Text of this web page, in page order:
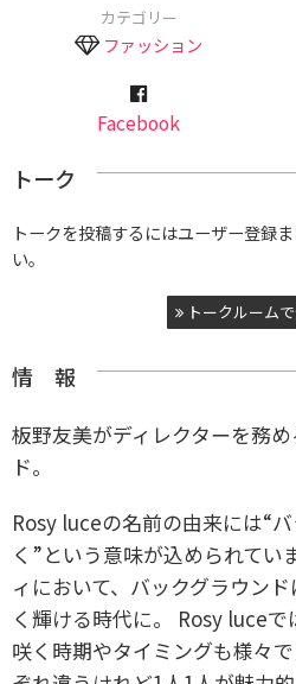
カテゴリー
ファッション
Facebook
トーク
トークを投稿するにはユーザー登録
い。
トークルーム
情 報
板野友美がディレクターを務
ド。
Rosy luceの名前の由来には“
く”という意味が込められてい
ィにおいて、バックグラウン
く輝ける時代に。 Rosy luce
咲く時期やタイミングも様々